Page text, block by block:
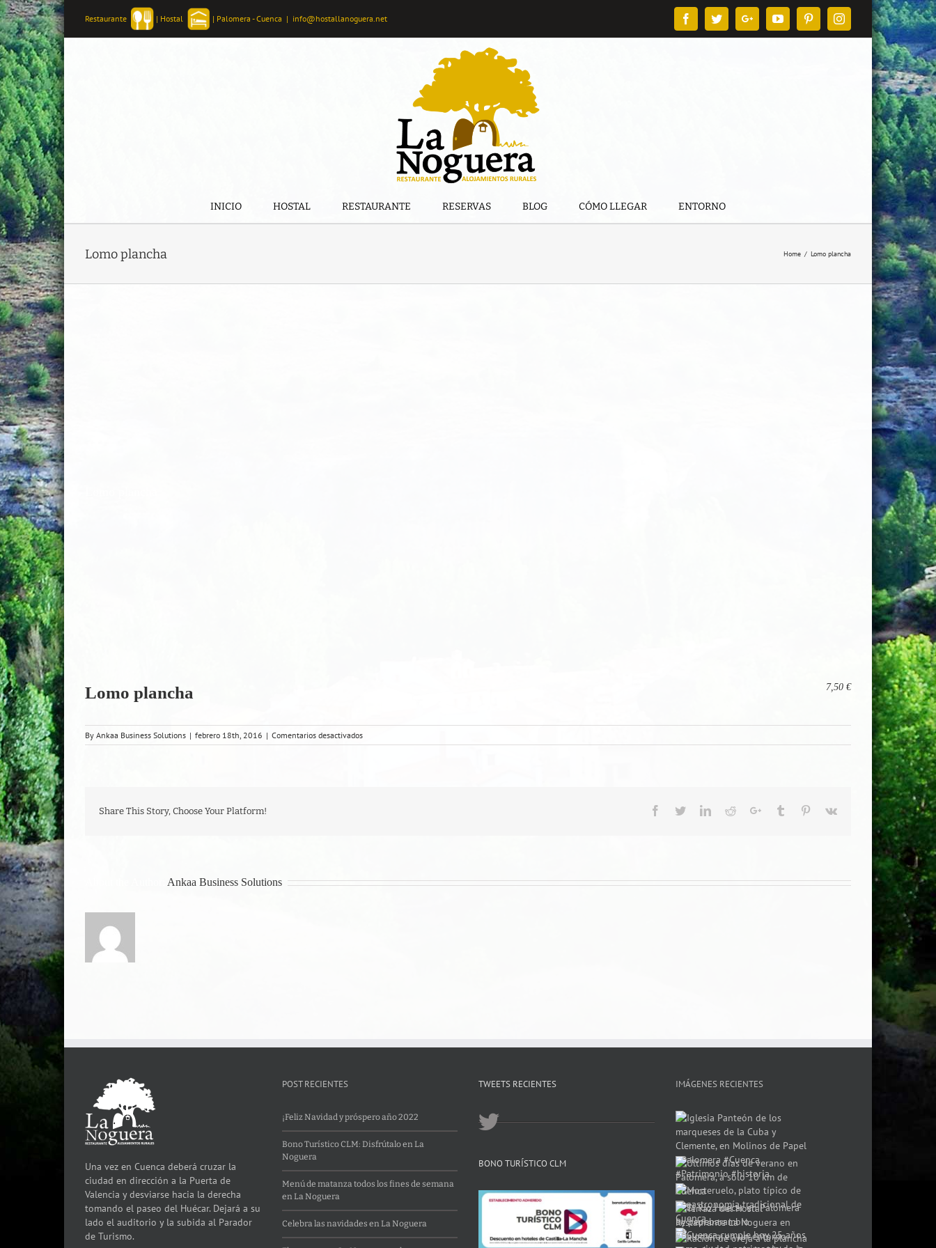
Skip
to
content
Restaurante | Hostal | Palomera - Cuenca | info@hostallanoguera.net FacebookTwitterGoogle+YouTubePinterestInstagram
INICIO HOSTAL RESTAURANTE RESERVAS BLOG CÓMO LLEGAR ENTORNO
Lomo plancha Home / Lomo plancha
Lomo plancha 7,50 €
By Ankaa Business Solutions | febrero 18th, 2016 | Comentarios desactivadosen
Lomo
Share This Story, Choose Your Platform! Facebook
TwitterLinkedIn
RedditGoogle+Tumblr Pinterest
Vk
Ankaa Business Solutions
Una vez en Cuenca deberá cruzar la
ciudad en dirección a la Puerta de
Valencia y desviarse hacia la derecha
tomando el paseo del Huécar. Dejará a su
lado el auditorio y la subida al Parador
de Turismo.
POST RECIENTES
¡Feliz Navidad y próspero año 2022
Bono Turístico CLM: Disfrútalo en La
Noguera
Menú de matanza todos los fines de semana
en La Noguera
Celebra las navidades en La Noguera
TWEETS RECIENTES
BONO TURÍSTICO CLM
IMÁGENES RECIENTES